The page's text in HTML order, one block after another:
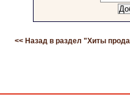
<< Назад в раздел "Хиты